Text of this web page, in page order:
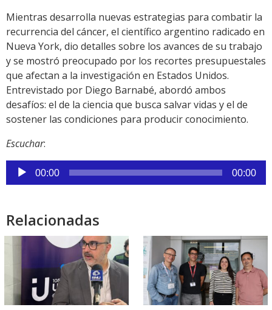
Mientras desarrolla nuevas estrategias para combatir la
recurrencia del cáncer, el científico argentino radicado en
Nueva York, dio detalles sobre los avances de su trabajo
y se mostró preocupado por los recortes presupuestales
que afectan a la investigación en Estados Unidos.
Entrevistado por Diego Barnabé, abordó ambos
desafíos: el de la ciencia que busca salvar vidas y el de
sostener las condiciones para producir conocimiento.
Escuchar:
Reproductor
de
00:00 00:00
Relacionadas